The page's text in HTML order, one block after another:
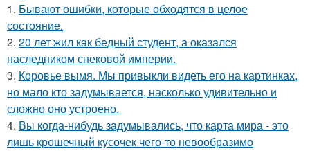
1. Бывают ошибки, которые обходятся в целое
состояние.
2. 20 лет жил как бедный студент, а оказался
наследником снековой империи.
3. Коровье вымя. Мы привыкли видеть его на картинках,
но мало кто задумывается, насколько удивительно и
сложно оно устроено.
4. Вы когда-нибудь задумывались, что карта мира - это
лишь крошечный кусочек чего-то невообразимо